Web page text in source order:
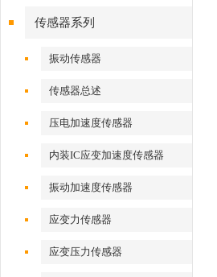
传感器系列
振动传感器
传感器总述
压电加速度传感器
内装IC应变加速度传感器
振动加速度传感器
应变力传感器
应变压力传感器